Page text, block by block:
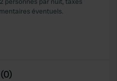
that you’ve
éventuels.